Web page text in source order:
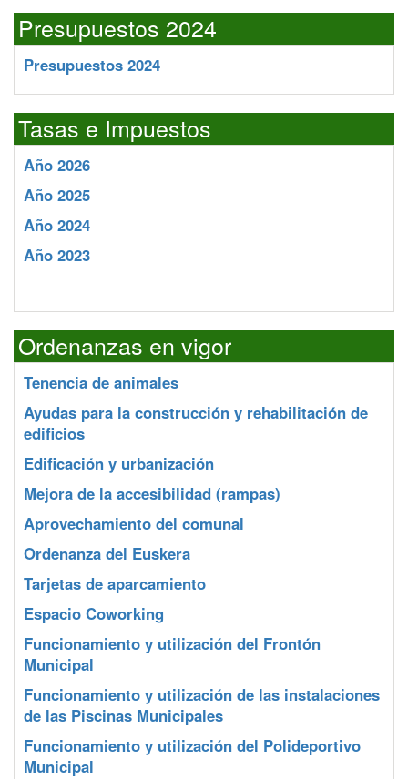
Presupuestos 2024
Presupuestos 2024
Tasas e Impuestos
Año 2026
Año 2025
Año 2024
Año 2023
Ordenanzas en vigor
Tenencia de animales
Ayudas para la construcción y rehabilitación de
edificios
Edificación y urbanización
Mejora de la accesibilidad (rampas)
Aprovechamiento del comunal
Ordenanza del Euskera
Tarjetas de aparcamiento
Espacio Coworking
Funcionamiento y utilización del Frontón
Municipal
Funcionamiento y utilización de las instalaciones
de las Piscinas Municipales
Funcionamiento y utilización del Polideportivo
Municipal